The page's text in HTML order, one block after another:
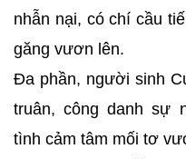
nhẫn nại, có chí cầu
găng vươn lên.
Đa phần, người sinh
truân, công danh sự
tình cảm tâm mối tơ